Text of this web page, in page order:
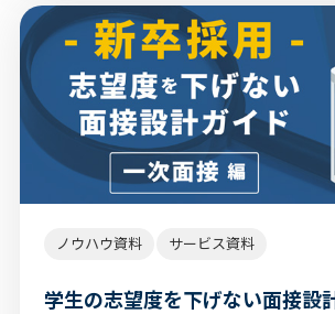
ノウハウ資料 サービス資料
学生の志望度を下げない面接設